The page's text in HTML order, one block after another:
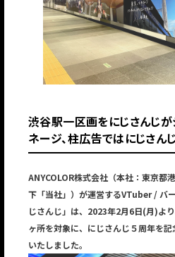
渋谷駅一区画をにじさんじが
ネージ、柱広告ではにじさん
ANYCOLOR株式会社（本社：東京
下「当社」）が運営するVTuber / バ
じさんじ」は、2023年2月6日(月)よ
ヶ所を対象に、にじさんじ５周年を
いたしました。